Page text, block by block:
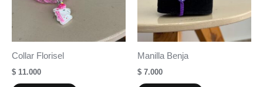
Collar Florisel
$ 11.000
Manilla Benja
$ 7.000